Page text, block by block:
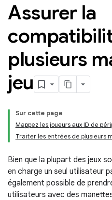
Assurer la
plusieurs
jeu
Sur cette page
Mappez les joueurs aux ID de
Traiter les entrées de plusieurs
Bien que la plupart des jeux
en charge un seul utilisateur
également possible de
utilisateurs avec des